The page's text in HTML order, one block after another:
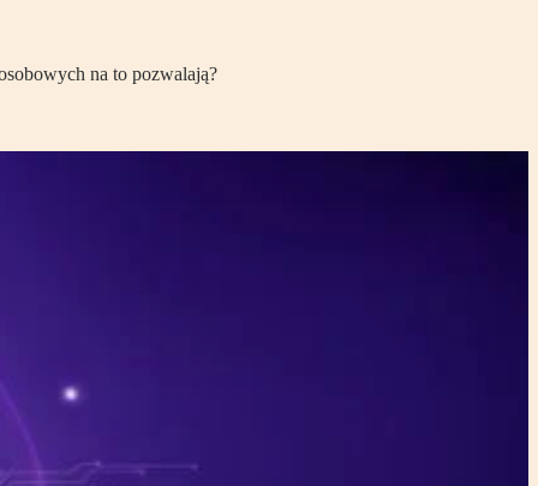
na to pozwalają?